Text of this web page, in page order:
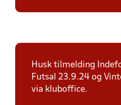
Husk tilmelding
Futsal 23.9.24 og
via kluboffice.